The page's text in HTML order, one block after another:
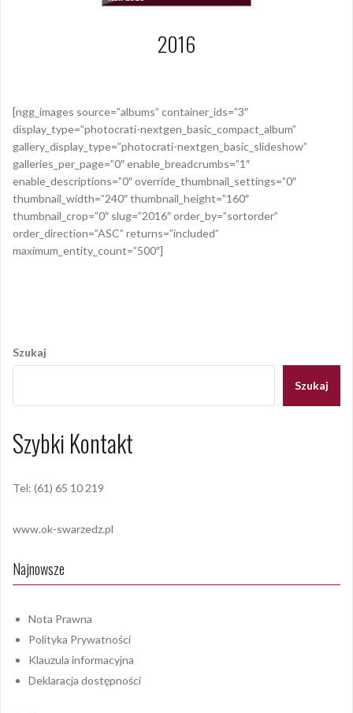
2016
[ngg_images source=”albums” container_ids=”3″
display_type=”photocrati-nextgen_basic_compact_album”
gallery_display_type=”photocrati-nextgen_basic_slideshow”
galleries_per_page=”0″ enable_breadcrumbs=”1″
enable_descriptions=”0″ override_thumbnail_settings=”0″
thumbnail_width=”240″ thumbnail_height=”160″
thumbnail_crop=”0″ slug=”2016″ order_by=”sortorder”
order_direction=”ASC” returns=”included”
maximum_entity_count=”500″]
wpisu
Szukaj
Szukaj
Szybki Kontakt
Tel: (61) 65 10 219
www.ok-swarzedz.pl
Najnowsze
Nota Prawna
Polityka Prywatności
Klauzula informacyjna
Deklaracja dostępności